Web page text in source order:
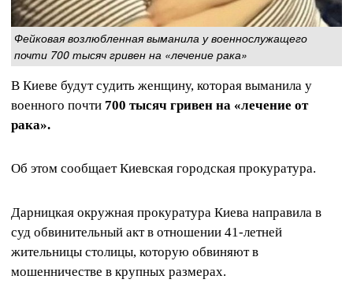
Фейковая возлюбленная выманила у военнослужащего
почти 700 тысяч гривен на «лечение рака»
В Киеве будут судить женщину, которая выманила у
военного почти 700 тысяч гривен на «лечение от
рака».
Об этом сообщает Киевская городская прокуратура.
Дарницкая окружная прокуратура Киева направила в
суд обвинительный акт в отношении 41-летней
жительницы столицы, которую обвиняют в
мошенничестве в крупных размерах.